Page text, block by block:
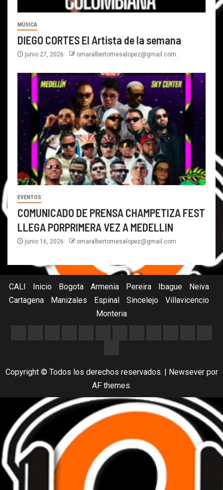
MÚSICA
DIEGO CORTES El Artista de la semana
junio 27, 2026 omaralbertomesalopez@gmail.com
EVENTOS
COMUNICADO DE PRENSA CHAMPETIZA FEST
LLEGA PORPRIMERA VEZ A MEDELLIN
junio 16, 2026 omaralbertomesalopez@gmail.com
CALI Inicio Bogota Armenia Pereira Ibague
Neiva
Cartagena
Manizales Espinal Sincelejo
Villavicencio
Monteria
Copyright © Todos los derechos reservados. | Newseverpor
AF themes.